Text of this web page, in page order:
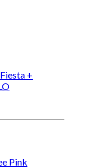
+
Pink